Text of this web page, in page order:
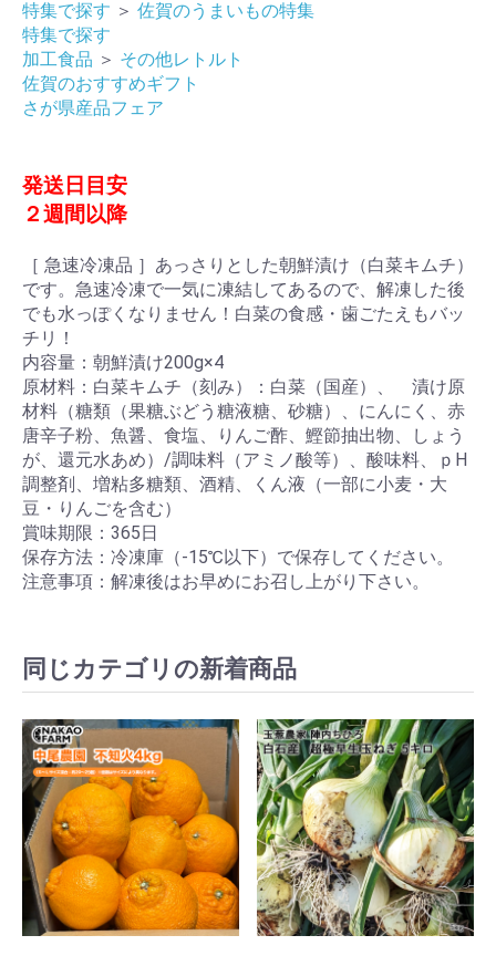
お買い物を続ける カートへ進む
特集で探す ＞ 佐賀のうまいもの特集
特集で探す
加工食品 ＞ その他レトルト
佐賀のおすすめギフト
さが県産品フェア
発送日目安
２週間以降
［ 急速冷凍品 ］あっさりとした朝鮮漬け（白菜キムチ）
です。急速冷凍で一気に凍結してあるので、解凍した後
でも水っぽくなりません！白菜の食感・歯ごたえもバッ
チリ！
内容量：朝鮮漬け200g×4
原材料：白菜キムチ（刻み）：白菜（国産）、 漬け原
材料（糖類（果糖ぶどう糖液糖、砂糖）、にんにく、赤
唐辛子粉、魚醤、食塩、りんご酢、鰹節抽出物、しょう
が、還元水あめ）/調味料（アミノ酸等）、酸味料、ｐH
調整剤、増粘多糖類、酒精、くん液（一部に小麦・大
豆・りんごを含む）
賞味期限：365日
保存方法：冷凍庫（-15℃以下）で保存してください。
注意事項：解凍後はお早めにお召し上がり下さい。
同じカテゴリの新着商品